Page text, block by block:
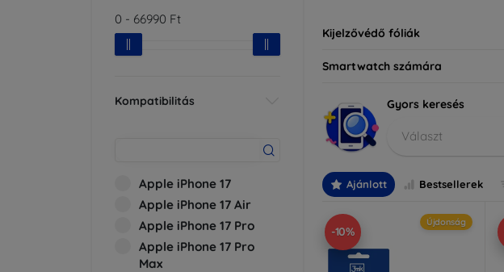
0 - 66990 Ft
Kompatibilitás
Apple iPhone 17
Apple iPhone 17 Air
Apple iPhone 17 Pro
Apple iPhone 17 Pro
Max
Kijelzővédő fóliák
Smartwatch számára
Gyors keresés
Választ
Ajánlott Bestsellerek
-10%
Újdonság